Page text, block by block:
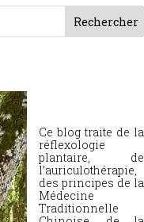
Ce blog traite de la
réflexologie
plantaire, de
l’auriculothérapie,
des principes de la
Médecine
Traditionnelle